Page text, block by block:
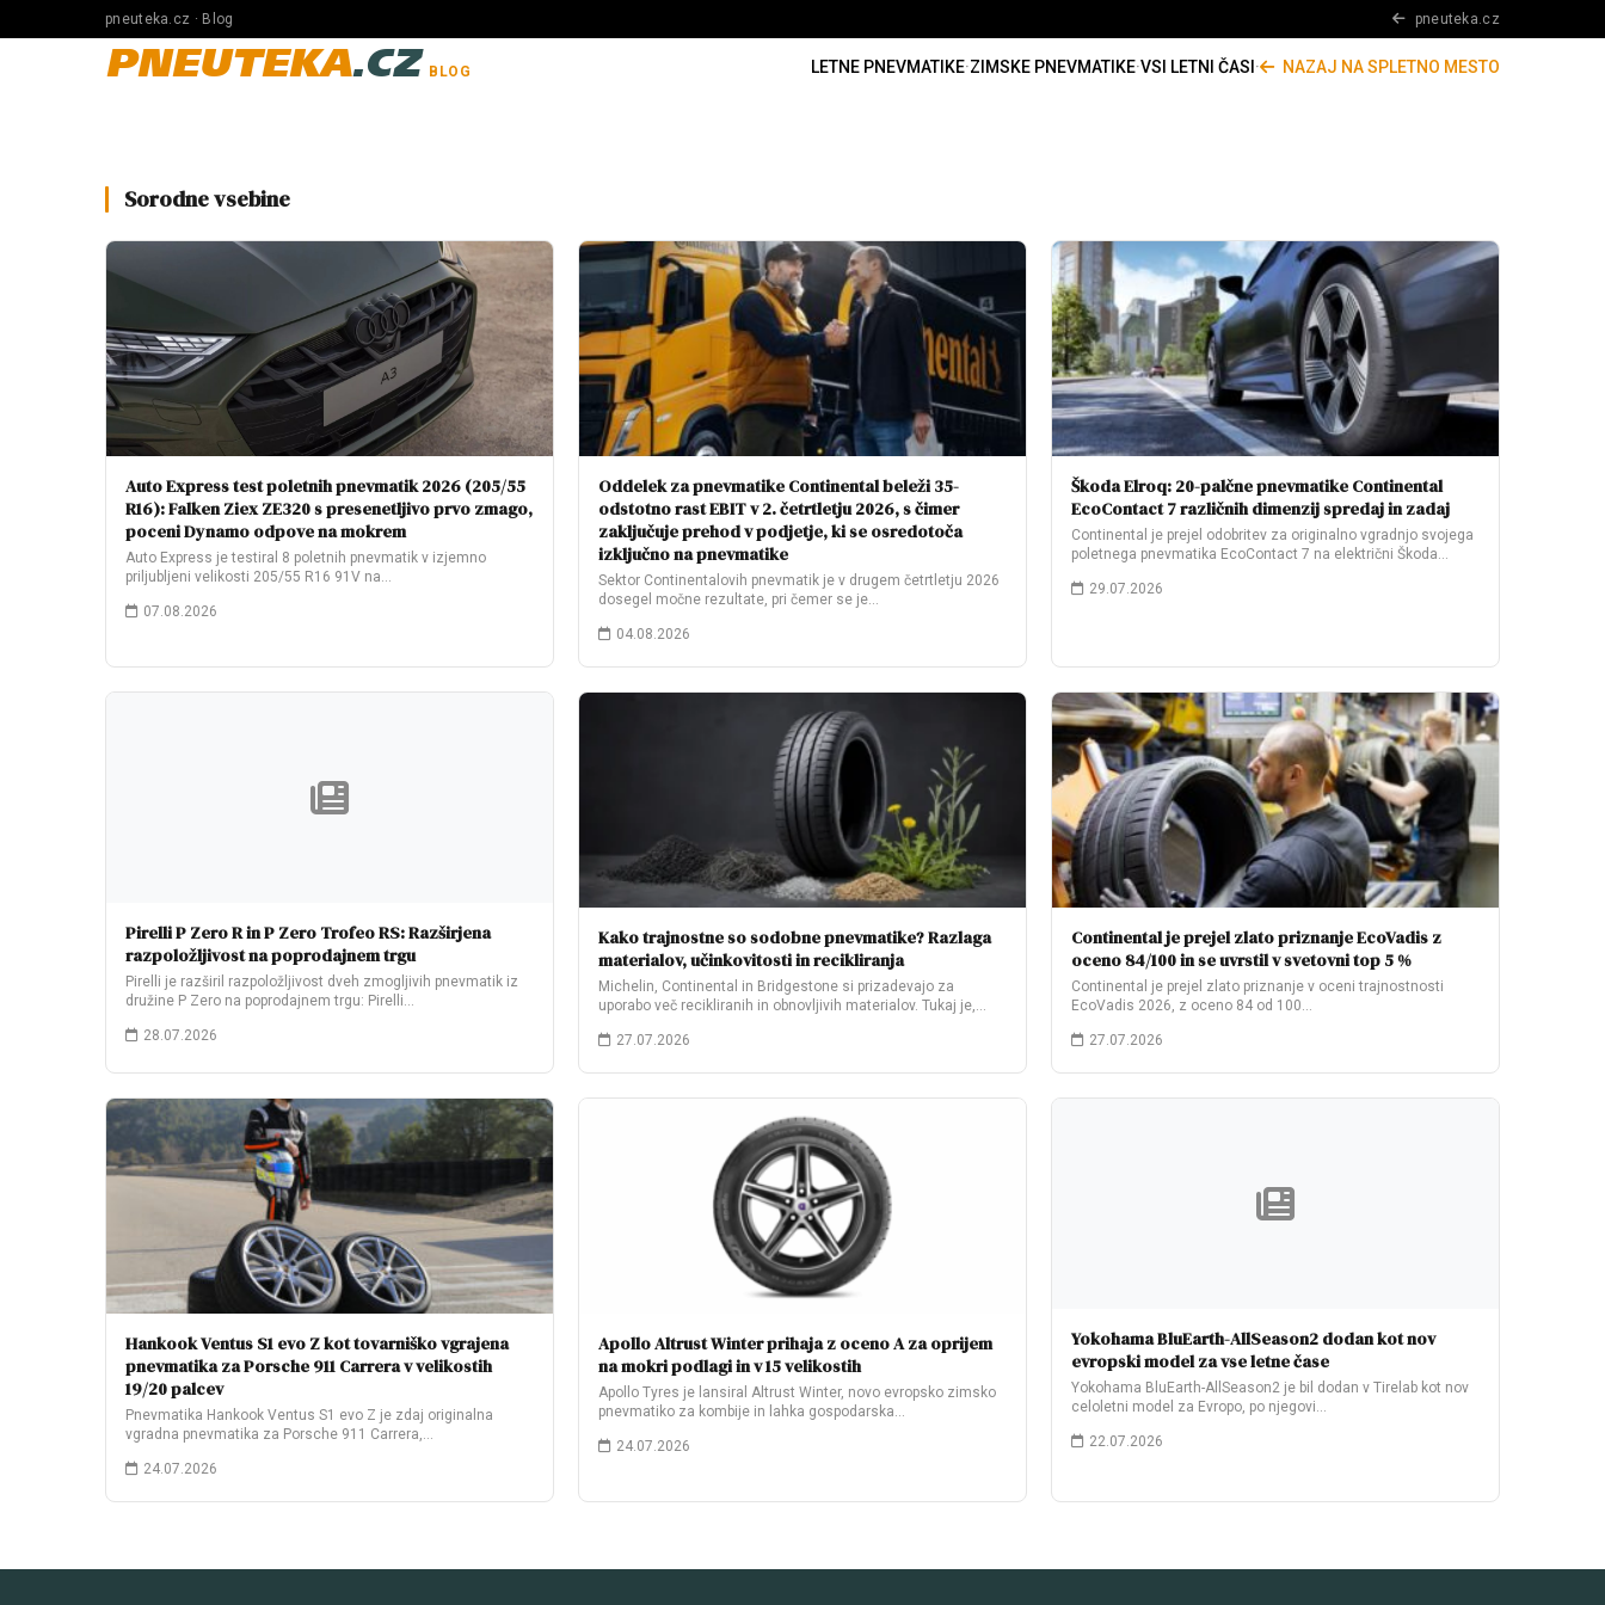
pneuteka.cz · Blog pneuteka.cz
PNEUTEKA.CZ BLOG LETNE PNEVMATIKE·ZIMSKE PNEVMATIKE·VSI LETNI ČASI · NAZAJ NA SPLETNO MESTO
Sorodne vsebine
Auto Express test poletnih pnevmatik 2026 (205/55
R16): Falken Ziex ZE320 s presenetljivo prvo zmago,
poceni Dynamo odpove na mokrem
Auto Express je testiral 8 poletnih pnevmatik v izjemno
priljubljeni velikosti 205/55 R16 91V na…
07.08.2026
Oddelek za pnevmatike Continental beleži 35-
odstotno rast EBIT v 2. četrtletju 2026, s čimer
zaključuje prehod v podjetje, ki se osredotoča
izključno na pnevmatike
Sektor Continentalovih pnevmatik je v drugem četrtletju 2026
dosegel močne rezultate, pri čemer se je…
04.08.2026
Škoda Elroq: 20-palčne pnevmatike Continental
EcoContact 7 različnih dimenzij spredaj in zadaj
Continental je prejel odobritev za originalno vgradnjo svojega
poletnega pnevmatika EcoContact 7 na električni Škoda…
29.07.2026
Pirelli P Zero R in P Zero Trofeo RS: Razširjena
razpoložljivost na poprodajnem trgu
Pirelli je razširil razpoložljivost dveh zmogljivih pnevmatik iz
družine P Zero na poprodajnem trgu: Pirelli…
28.07.2026
Kako trajnostne so sodobne pnevmatike? Razlaga
materialov, učinkovitosti in recikliranja
Michelin, Continental in Bridgestone si prizadevajo za
uporabo več recikliranih in obnovljivih materialov. Tukaj je,…
27.07.2026
Continental je prejel zlato priznanje EcoVadis z
oceno 84/100 in se uvrstil v svetovni top 5 %
Continental je prejel zlato priznanje v oceni trajnostnosti
EcoVadis 2026, z oceno 84 od 100…
27.07.2026
Hankook Ventus S1 evo Z kot tovarniško vgrajena
pnevmatika za Porsche 911 Carrera v velikostih
19/20 palcev
Pnevmatika Hankook Ventus S1 evo Z je zdaj originalna
vgradna pnevmatika za Porsche 911 Carrera,…
24.07.2026
Apollo Altrust Winter prihaja z oceno A za oprijem
na mokri podlagi in v 15 velikostih
Apollo Tyres je lansiral Altrust Winter, novo evropsko zimsko
pnevmatiko za kombije in lahka gospodarska…
24.07.2026
Yokohama BluEarth-AllSeason2 dodan kot nov
evropski model za vse letne čase
Yokohama BluEarth-AllSeason2 je bil dodan v Tirelab kot nov
celoletni model za Evropo, po njegovi…
22.07.2026